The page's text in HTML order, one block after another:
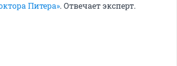
Питера». Отвечает эксперт.